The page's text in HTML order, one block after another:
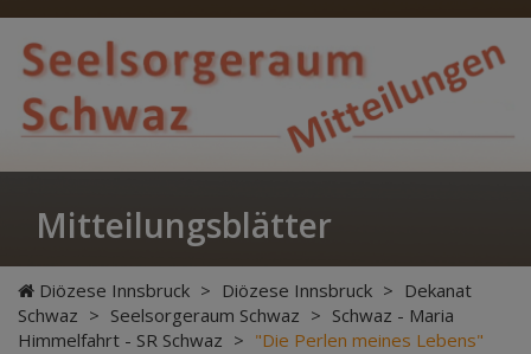
Mitteilungsblätter
Diözese Innsbruck > Diözese Innsbruck > Dekanat
Schwaz > Seelsorgeraum Schwaz > Schwaz - Maria
Himmelfahrt - SR Schwaz > "Die Perlen meines Lebens"